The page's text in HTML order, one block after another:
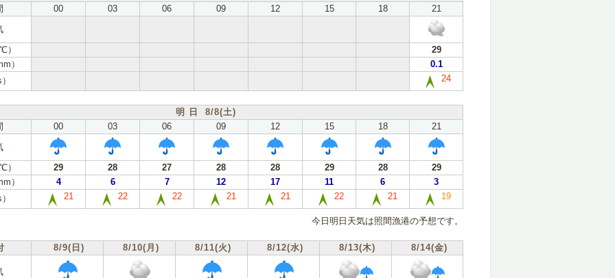
00 03 06 09 12 15 18
21
29
）
0.1
24
明 日 8/8(土)
00 03 06 09 12 15 18
21
29 28 27 28 28 29 28
29
）
4 6 7 12 17 11 6
3
21 22 22 21 21 22 21 19
今日明日天気は照間漁港の予想です。
8/9(日) 8/10(月) 8/11(火) 8/12(水) 8/13(木) 8/14(金)